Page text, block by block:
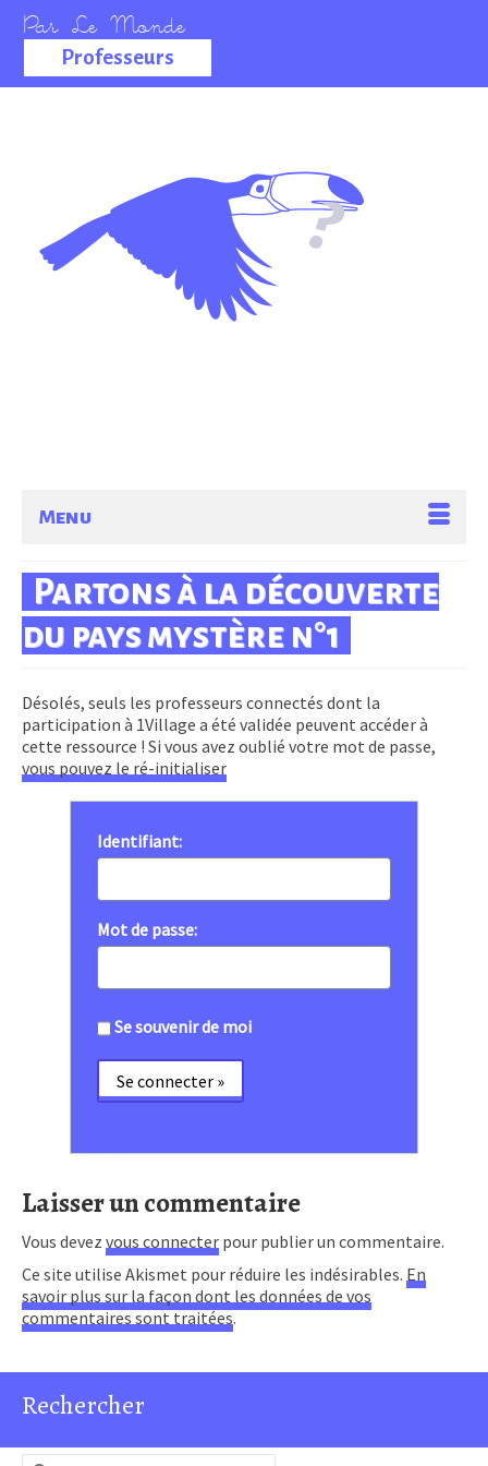
Professeurs
La salle des
professeurs
Menu
Partons à la découverte
du pays mystère n°1
Désolés, seuls les professeurs connectés dont la
participation à 1Village a été validée peuvent accéder à
cette ressource ! Si vous avez oublié votre mot de passe,
vous pouvez le ré-initialiser
Identifiant:
Mot de passe:
Se souvenir de moi
Laisser un commentaire
Vous devez vous connecter pour publier un commentaire.
Ce site utilise Akismet pour réduire les indésirables. En
savoir plus sur la façon dont les données de vos
commentaires sont traitées.
Rechercher